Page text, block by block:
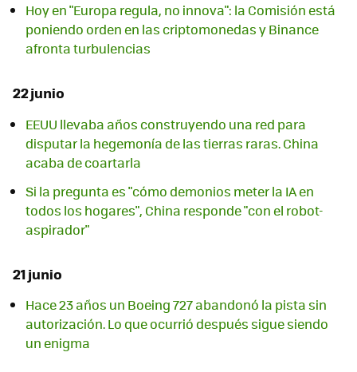
Hoy en "Europa regula, no innova": la Comisión está
poniendo orden en las criptomonedas y Binance
afronta turbulencias
22 junio
EEUU llevaba años construyendo una red para
disputar la hegemonía de las tierras raras. China
acaba de coartarla
Si la pregunta es "cómo demonios meter la IA en
todos los hogares", China responde "con el robot-
aspirador"
21 junio
Hace 23 años un Boeing 727 abandonó la pista sin
autorización. Lo que ocurrió después sigue siendo
un enigma